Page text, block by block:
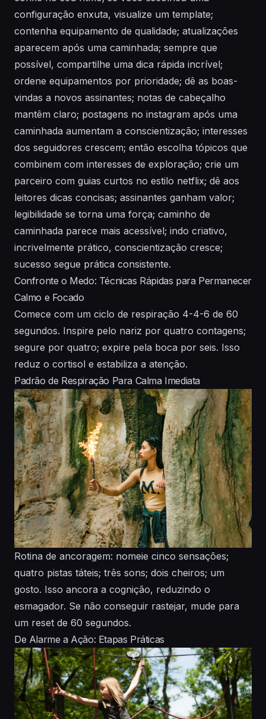
configuração enxuta, visualize um template;
contenha equipamento de qualidade; atualizações
aparecem após uma caminhada; sempre que
possível, compartilhe uma dica rápida incrível;
ordene equipamentos por prioridade; dê as boas-
vindas a novos assinantes; notas de cabeçalho
mantêm claro; postagens no instagram após uma
caminhada aumentam a conscientização; interesses
dos seguidores crescem; então escolha tópicos que
combinem com interesses de exploração; crie um
parceiro com guias curtos no estilo netflix; dê aos
leitores dicas concisas; assinantes ganham valor;
legibilidade se torna uma força; caminho de
caminhada parece mais acessível; indo criativo,
incrivelmente prático, conscientização cresce;
sucesso segue prática consistente.
Confronte o Medo: Técnicas Rápidas para Permanecer
Calmo e Focado
Comece com um ciclo de respiração 4-4-6 de 60
segundos. Inspire pelo nariz por quatro contagens;
segure por quatro; expire pela boca por seis. Isso
reduz o cortisol e estabiliza a atenção.
Padrão de Respiração Para Calma Imediata
Rotina de ancoragem: nomeie cinco sensações;
quatro pistas táteis; três sons; dois cheiros; um
gosto. Isso ancora a cognição, reduzindo o
esmagador. Se não conseguir rastejar, mude para
um reset de 60 segundos.
De Alarme a Ação: Etapas Práticas